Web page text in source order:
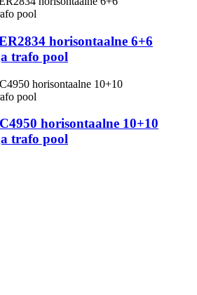
horisontaalne 6+6
trafo pool
horisontaalne 10+10
trafo pool